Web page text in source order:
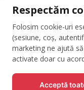
ETICHETE
Respectăm
Folosim cookie-uri
(sesiune, coș,
marketing ne ajută
activate doar cu
Acceptă